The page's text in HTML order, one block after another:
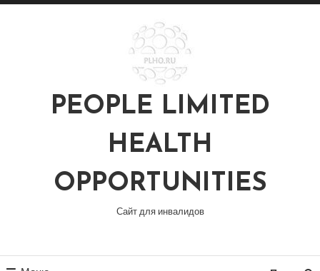
Перейти
PEOPLE LIMITED
HEALTH
OPPORTUNITIES
Сайт для инвалидов